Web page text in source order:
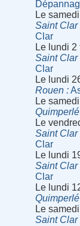
Le
Saint Clar
Clar
Le lundi
Saint Clar
Clar
Le lundi
Rouen
Le
Quimperlé
Le
Saint Clar
Clar
Le lundi
Saint Clar
Clar
Le lundi
Quimperlé
Le
Saint Clar